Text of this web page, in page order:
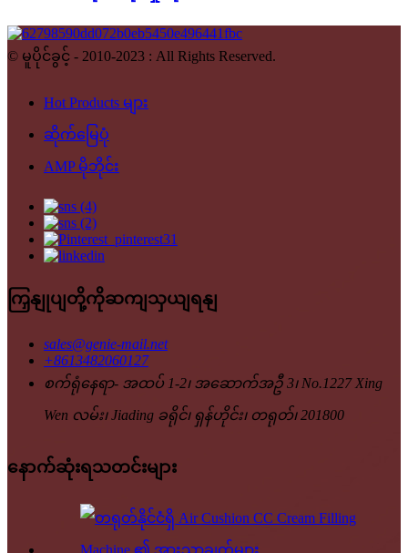
© မူပိုင်ခွင့် - 2010-2023 : All Rights Reserved.
Hot Products များ
ဆိုက်မြေပုံ
AMP မိုဘိုင်း
ကြှနျုပျတို့ကိုဆကျသှယျရနျ
sales@genie-mail.net
+8613482060127
စက်ရုံနေရာ- အထပ် 1-2၊ အဆောက်အဦ 3၊ No.1227 Xing
Wen လမ်း၊ Jiading ခရိုင်၊ ရှန်ဟိုင်း၊ တရုတ်၊ 201800
နောက်ဆုံးရသတင်းများ